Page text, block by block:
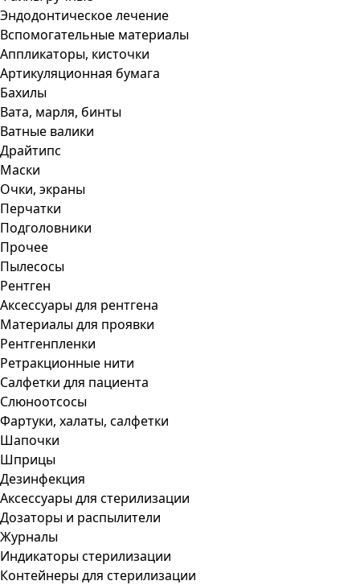
Эндодонтическое лечение
Вспомогательные материалы
Аппликаторы, кисточки
Артикуляционная бумага
Бахилы
Вата, марля, бинты
Ватные валики
Драйтипс
Маски
Очки, экраны
Перчатки
Подголовники
Прочее
Пылесосы
Рентген
Аксессуары для рентгена
Материалы для проявки
Рентгенпленки
Ретракционные нити
Салфетки для пациента
Слюноотсосы
Фартуки, халаты, салфетки
Шапочки
Шприцы
Дезинфекция
Аксессуары для стерилизации
Дозаторы и распылители
Журналы
Индикаторы стерилизации
Контейнеры для стерилизации